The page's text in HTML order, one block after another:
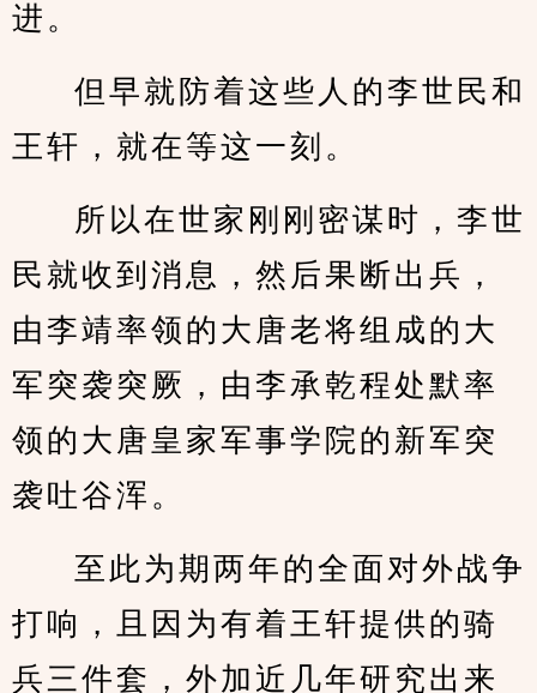
进。
但早就防着这些人的李世民和
王轩，就在等这一刻。
所以在世家刚刚密谋时，李世
民就收到消息，然后果断出兵，
由李靖率领的大唐老将组成的大
军突袭突厥，由李承乾程处默率
领的大唐皇家军事学院的新军突
袭吐谷浑。
至此为期两年的全面对外战争
打响，且因为有着王轩提供的骑
兵三件套，外加近几年研究出来